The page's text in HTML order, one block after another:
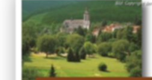
Bild: Copyright der